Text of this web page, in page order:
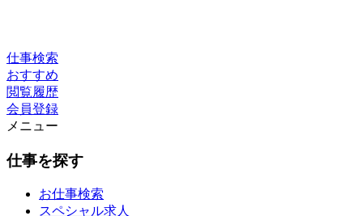
仕事検索
おすすめ
閲覧履歴
会員登録
メニュー
仕事を探す
お仕事検索
スペシャル求人